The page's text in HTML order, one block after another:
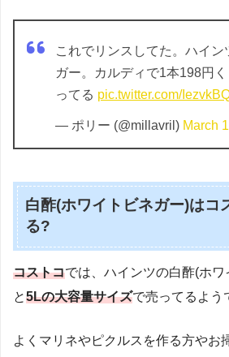
これでリンスしてた。ハイン
ガー。カルディで1本198円
ってる pic.twitter.com/
— ポリー (@millavril) March
白酢(ホワイトビネガー)はコ
る?
コストコでは、ハインツの白酢(ホ
と5Lの大容量サイズで売ってるよう
よくマリネやピクルスを作る方やお